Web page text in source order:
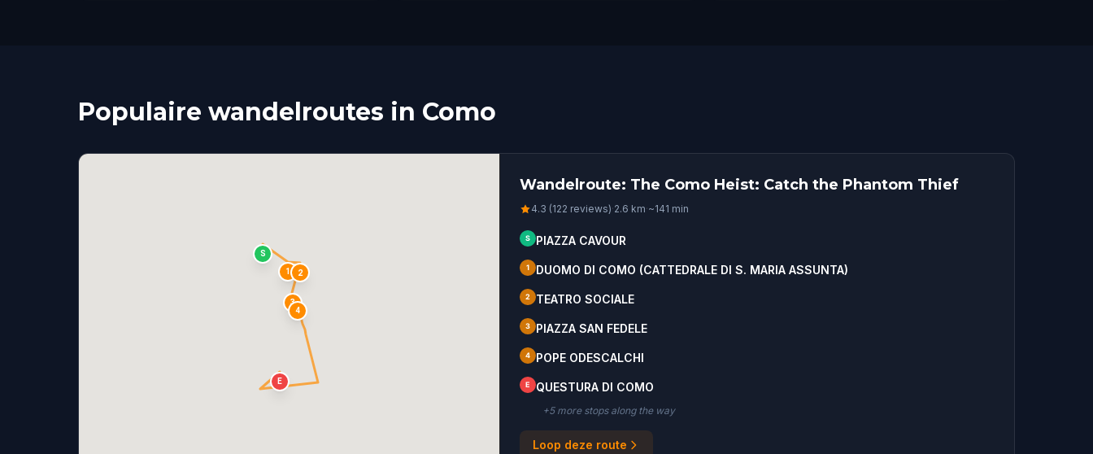
Populaire wandelroutes in Como
S
1
2
3
4
E
Wandelroute: The Como Heist: Catch the Phantom Thief
4.3 (122 reviews)·2.6 km·~141 min
S PIAZZA CAVOUR
1 DUOMO DI COMO (CATTEDRALE DI S. MARIA ASSUNTA)
2 TEATRO SOCIALE
3 PIAZZA SAN FEDELE
4 POPE ODESCALCHI
E QUESTURA DI COMO
+5more stopsalong the way
Loop deze route